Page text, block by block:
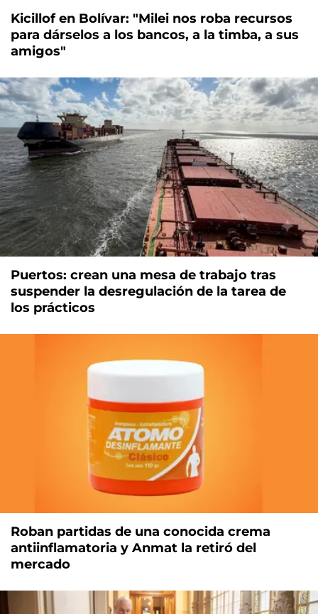
Kicillof en Bolívar: "Milei nos roba recursos
para dárselos a los bancos, a la timba, a sus
amigos"
Puertos: crean una mesa de trabajo tras
suspender la desregulación de la tarea de
los prácticos
Roban partidas de una conocida crema
antiinflamatoria y Anmat la retiró del
mercado